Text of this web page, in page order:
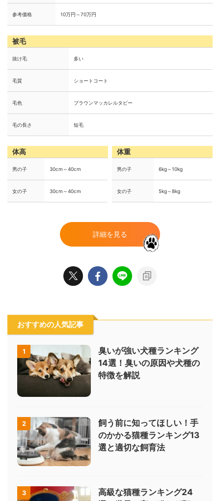
参考価格 10万円～70万円
被毛
抜け毛 多い
毛質 ショートコート
毛色 ブラウンマッカレルタビー
毛の長さ 短毛
体高
男の子 30cm～40cm
女の子 30cm～40cm
体重
男の子 6kg～10kg
女の子 5kg～8kg
詳細を見る
おすすめの人気記事
1
臭いが強い犬種ランキング
14選！臭いの原因や犬種の
特徴を解説
2
飼う前に知ってほしい！手
のかかる猫種ランキング13
選と適切な飼育法
3
高級な猫種ランキング24